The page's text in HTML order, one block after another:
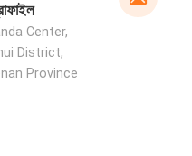
Center,
District,
Province